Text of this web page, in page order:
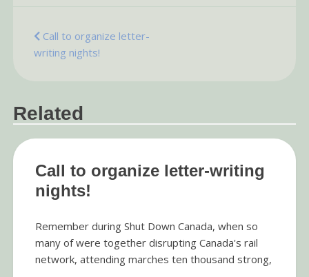
Post
navigation
Call to organize letter-
writing nights!
Related
Call to organize letter-writing
nights!
Remember during Shut Down Canada, when so
many of were together disrupting Canada's rail
network, attending marches ten thousand strong,